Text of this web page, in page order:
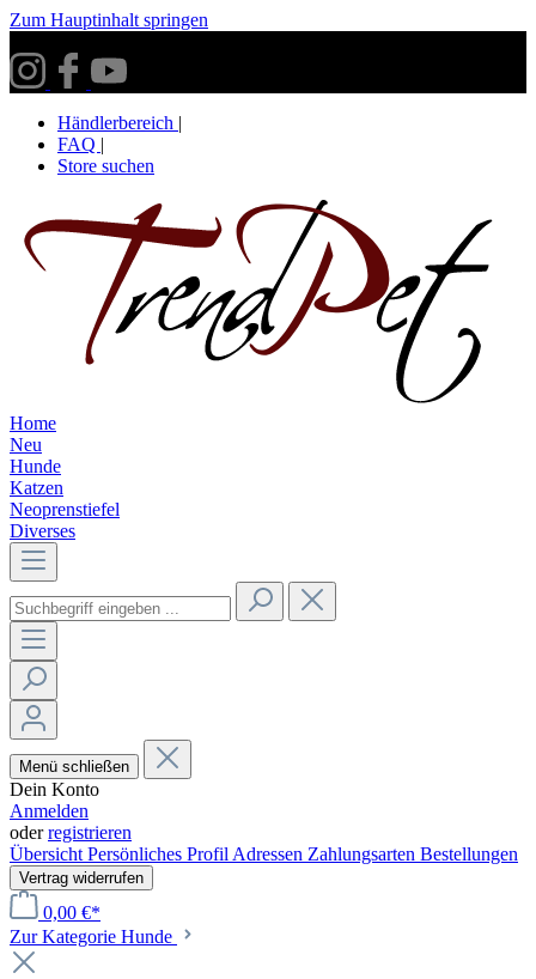
Zum Hauptinhalt springen
Händlerbereich |
FAQ |
Store suchen
Home
Neu
Hunde
Katzen
Neoprenstiefel
Diverses
Menü schließen
Dein Konto
Anmelden
oderregistrieren
Übersicht Persönliches Profil Adressen Zahlungsarten Bestellungen
Vertrag widerrufen
0,00 €*
Zur Kategorie Hunde